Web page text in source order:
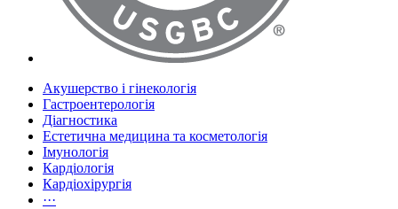
Акушерство і гінекологія
Гастроентерологія
Діагностика
Естетична медицина та косметологія
Імунологія
Кардіологія
Кардіохірургія
···